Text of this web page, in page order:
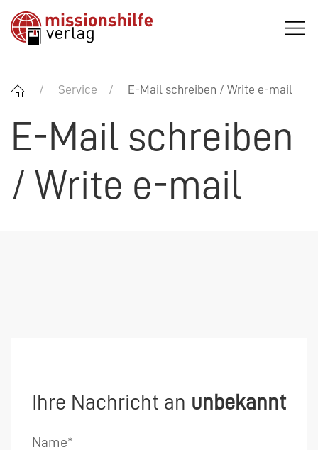
Service E-Mail schreiben / Write e-mail
E-Mail schreiben
/ Write e-mail
Ihre Nachricht an unbekannt
Name*